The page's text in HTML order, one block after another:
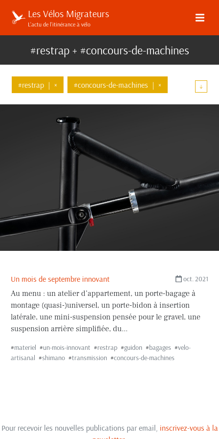
Les Vélos Migrateurs
L’actu de l’itinérance à vélo
#restrap + #concours-de-machines
#restrap | × #concours-de-machines | ×
#materiel #bagages #guidon #transmission
#shimano
↓
oct. 2021
Un mois de septembre innovant
Au menu : un atelier d’appartement, un porte-bagage à
montage (quasi-)universel, un porte-bidon à insertion
latérale, une mini-suspension pensée pour le gravel, une
suspension arrière simplifiée, du...
#materiel #un-mois-innovant #restrap #guidon #bagages #velo-
artisanal #shimano #transmission #concours-de-machines
Pour recevoir les nouvelles publications par email, inscrivez-vous à la